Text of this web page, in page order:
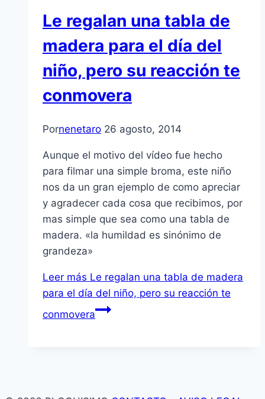
Le regalan una tabla de
madera para el día del
niño, pero su reacción te
conmovera
Pornenetaro 26 agosto, 2014
Aunque el motivo del vídeo fue hecho
para filmar una simple broma, este niño
nos da un gran ejemplo de como apreciar
y agradecer cada cosa que recibimos, por
mas simple que sea como una tabla de
madera. «la humildad es sinónimo de
grandeza»
Leer más Le regalan una tabla de madera
para el día del niño, pero su reacción te
conmovera